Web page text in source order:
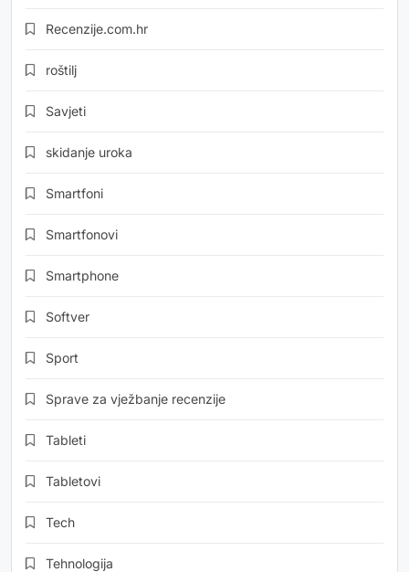
Recenzije.com.hr
roštilj
Savjeti
skidanje uroka
Smartfoni
Smartfonovi
Smartphone
Softver
Sport
Sprave za vježbanje recenzije
Tableti
Tabletovi
Tech
Tehnologija